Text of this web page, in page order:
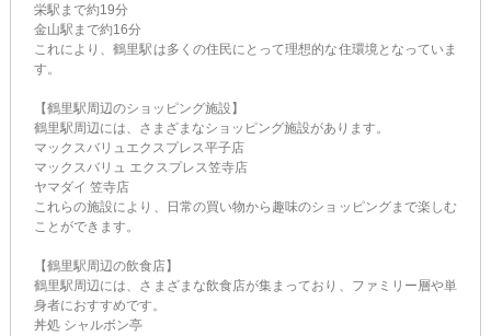
栄駅まで約19分
金山駅まで約16分
これにより、鶴里駅は多くの住民にとって理想的な住環境となっていま
す。
【鶴里駅周辺のショッピング施設】
鶴里駅周辺には、さまざまなショッピング施設があります。
マックスバリュエクスプレス平子店
マックスバリュ エクスプレス笠寺店
ヤマダイ 笠寺店
これらの施設により、日常の買い物から趣味のショッピングまで楽しむ
ことができます。
【鶴里駅周辺の飲食店】
鶴里駅周辺には、さまざまな飲食店が集まっており、ファミリー層や単
身者におすすめです。
丼処 シャルボン亭